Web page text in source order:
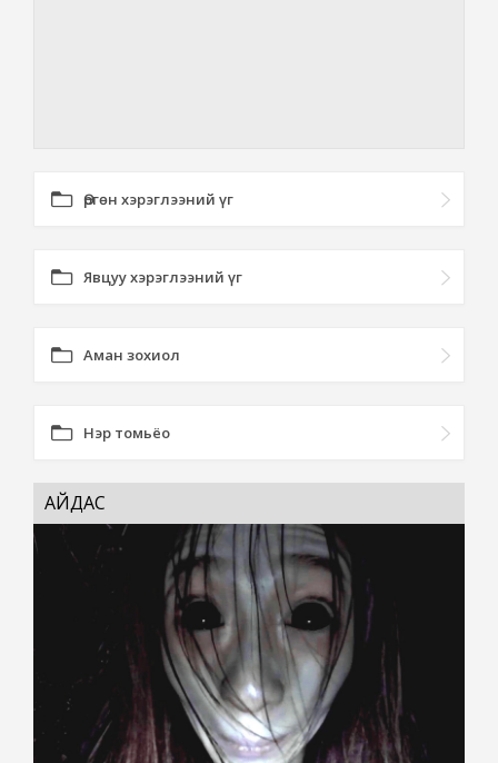
Өргөн хэрэглээний үг
Явцуу хэрэглээний үг
Аман зохиол
Нэр томьёо
АЙДАС